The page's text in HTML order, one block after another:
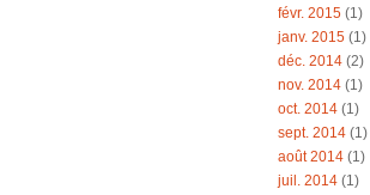
févr. 2015 (1)
janv. 2015 (1)
déc. 2014 (2)
nov. 2014 (1)
oct. 2014 (1)
sept. 2014 (1)
août 2014 (1)
juil. 2014 (1)